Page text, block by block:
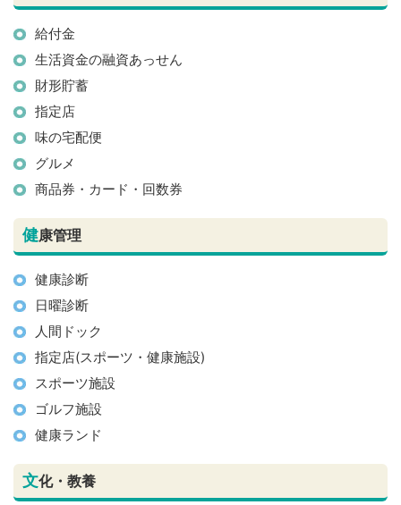
給付金
生活資金の融資あっせん
財形貯蓄
指定店
味の宅配便
グルメ
商品券・カード・回数券
健康管理
健康診断
日曜診断
人間ドック
指定店(スポーツ・健康施設)
スポーツ施設
ゴルフ施設
健康ランド
文化・教養